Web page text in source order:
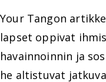
Your Tangon
lapset oppivat
havainnoinnin ja
he altistuvat